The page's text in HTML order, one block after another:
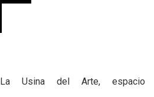
La Usina del Arte, espacio